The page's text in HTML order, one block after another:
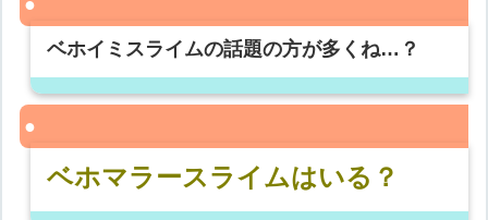
ベホイミスライムの話題の方が多くね…？
ベホマラースライムはいる？